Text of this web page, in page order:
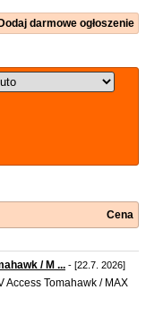
Dodaj darmowe ogłoszenie
Cena
/ M ... - [22.7. 2026]
Access Tomahawk / MAX